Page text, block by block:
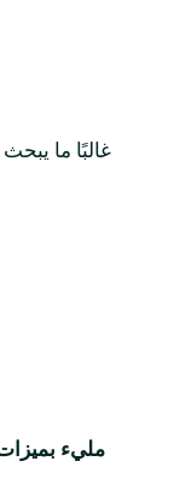
غالبًا ما